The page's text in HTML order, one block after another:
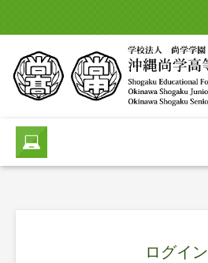
ログイン